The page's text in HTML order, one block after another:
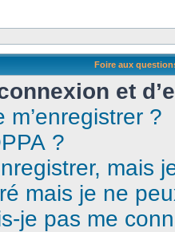
Foire aux
et
?
?
mais
mais je ne
je pas me